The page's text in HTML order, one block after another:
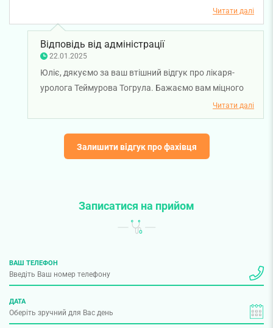
Читати далі
Відповідь від адміністрації
22.01.2025
Юліє, дякуємо за ваш втішний відгук про лікаря-
уролога Теймурова Тогрула. Бажаємо вам міцного
Читати далі
Залишити відгук про фахівця
Записатися на прийом
ВАШ ТЕЛЕФОН
ДАТА